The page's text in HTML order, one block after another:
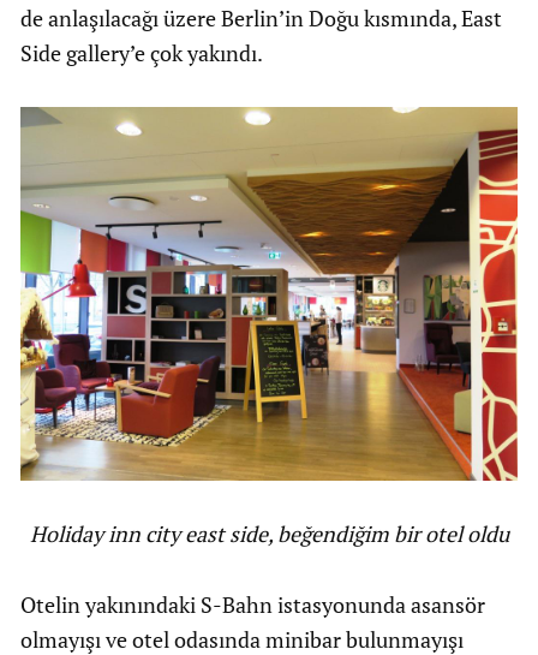
de anlaşılacağı üzere Berlin’in Doğu kısmında, East
Side gallery’e çok yakındı.
Holiday inn city east side, beğendiğim bir otel oldu
Otelin yakınındaki S-Bahn istasyonunda asansör
olmayışı ve otel odasında minibar bulunmayışı